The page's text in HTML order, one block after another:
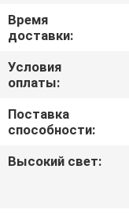
НАМИ
НОВОСТИ
SHOPPING
ON
Время
доставки:
Условия
оплаты:
Поставка
способности:
Высокий свет: